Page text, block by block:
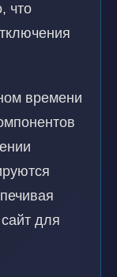
что
времени
для